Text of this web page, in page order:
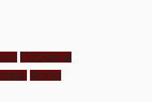
Послання
Фото